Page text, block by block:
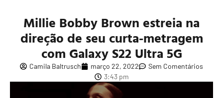
Millie Bobby Brown estreia na
direção de seu curta-metragem
com Galaxy S22 Ultra 5G
Camila Baltrusch março 22, 2022
Sem Comentários
3:43 pm